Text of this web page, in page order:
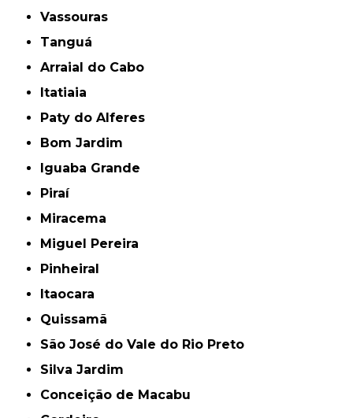
Vassouras
Tanguá
Arraial do Cabo
Itatiaia
Paty do Alferes
Bom Jardim
Iguaba Grande
Piraí
Miracema
Miguel Pereira
Pinheiral
Itaocara
Quissamã
São José do Vale do Rio Preto
Silva Jardim
Conceição de Macabu